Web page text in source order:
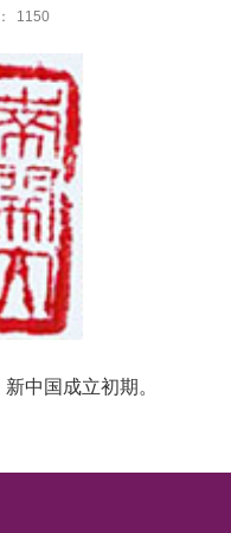
1150
中国成立初期。